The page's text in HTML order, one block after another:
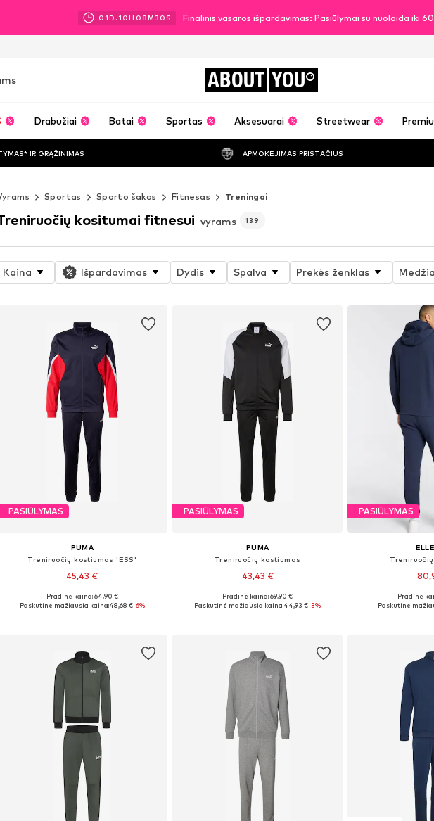
01D.10H 08M 29 S Finalinis vasaros išpardavimas: Pasiūlymai su nuolaida iki
ABOUT YOU
Drabužiai Batai Sportas Aksesuarai Streetwear
IR GRĄŽINIMAS APMOKĖJIMAS PRISTAČIUS
Sportas Sporto šakos Fitnesas Treningai
kositumai fitnesui vyrams 139
Kaina Išpardavimas Dydis Spalva Prekės ženklas
PASIŪLYMAS
PUMA
Treniruočių kostiumas 'ESS'
45,43 €
Pradinė kaina: 64,90 €
Paskutinė mažiausia kaina:48,68 €-6%
PASIŪLYMAS
PUMA
Treniruočių kostiumas
43,43 €
Galimi dydžiai: S, M, L, XL, XXL
Pradinė kaina: 69,90 €
Paskutinė mažiausia kaina:44,93 €-3%
PASIŪLYMAS
Galimi dydžiai:
Pradinė
Paskutinė